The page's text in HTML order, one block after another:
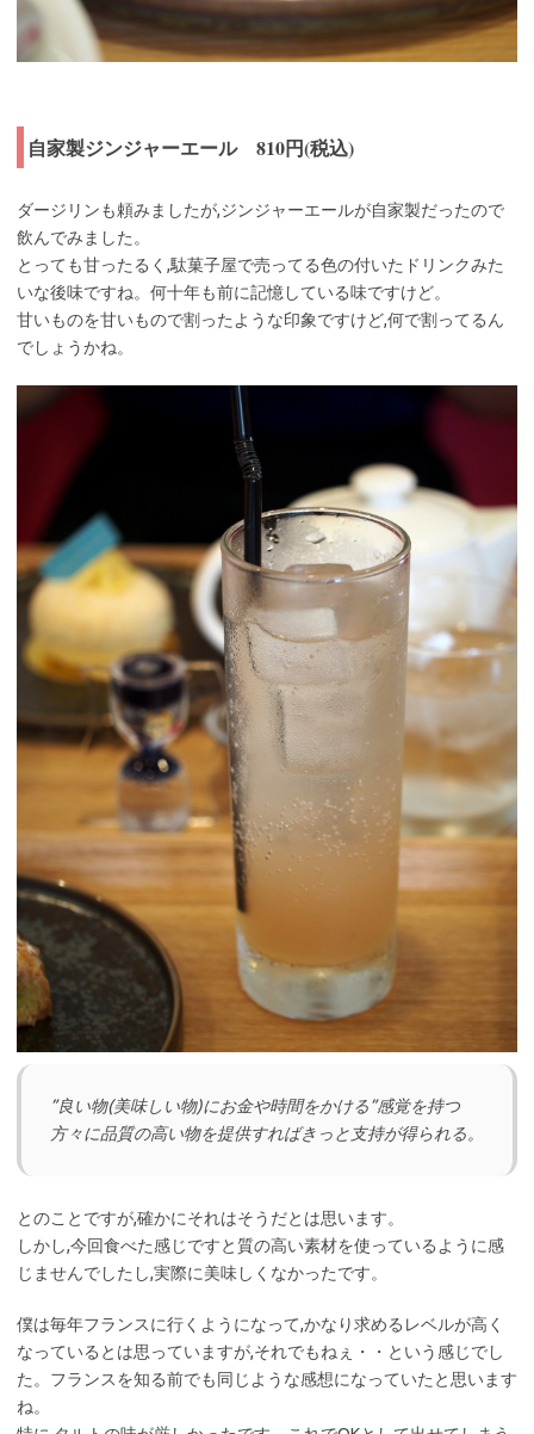
自家製ジンジャーエール 810円(税込)
ダージリンも頼みましたが,ジンジャーエールが自家製だったので
飲んでみました。
とっても甘ったるく,駄菓子屋で売ってる色の付いたドリンクみた
いな後味ですね。何十年も前に記憶している味ですけど。
甘いものを甘いもので割ったような印象ですけど,何で割ってるん
でしょうかね。
”良い物(美味しい物)にお金や時間をかける”感覚を持つ
方々に品質の高い物を提供すればきっと支持が得られる。
とのことですが,確かにそれはそうだとは思います。
しかし,今回食べた感じですと質の高い素材を使っているように感
じませんでしたし,実際に美味しくなかったです。
僕は毎年フランスに行くようになって,かなり求めるレベルが高く
なっているとは思っていますが,それでもねぇ・・という感じでし
た。フランスを知る前でも同じような感想になっていたと思います
ね。